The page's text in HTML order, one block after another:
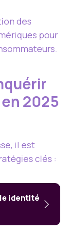
des
pour
2025
il est
clés :
identité